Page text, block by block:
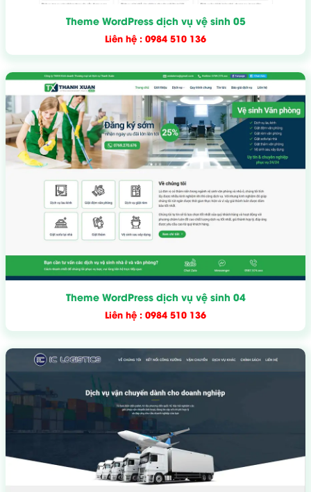
Theme WordPress dịch vụ vệ sinh 05
Liên hệ : 0984 510 136
Theme WordPress dịch vụ vệ sinh 04
Liên hệ : 0984 510 136